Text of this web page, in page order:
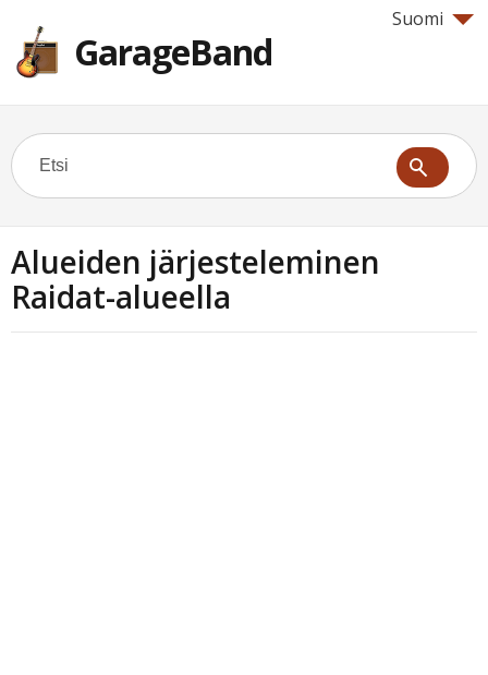
Suomi
GarageBand
Alueiden järjesteleminen
Raidat-alueella